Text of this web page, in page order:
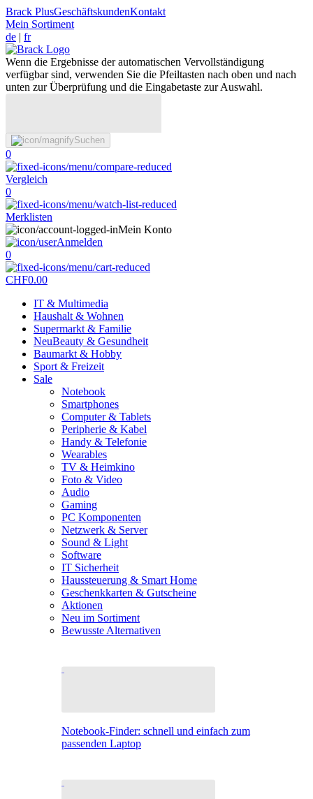
Brack PlusGeschäftskundenKontakt
Mein Sortiment
de | fr
Wenn die Ergebnisse der automatischen Vervollständigung
verfügbar sind, verwenden Sie die Pfeiltasten nach oben und nach
unten zur Überprüfung und die Eingabetaste zur Auswahl.
Suchen
0
Vergleich
0
Merklisten
Mein Konto
Anmelden
0
CHF0.00
IT & Multimedia
Haushalt & Wohnen
Supermarkt & Familie
NeuBeauty & Gesundheit
Baumarkt & Hobby
Sport & Freizeit
Sale
Notebook
Smartphones
Computer & Tablets
Peripherie & Kabel
Handy & Telefonie
Wearables
TV & Heimkino
Foto & Video
Audio
Gaming
PC Komponenten
Netzwerk & Server
Sound & Light
Software
IT Sicherheit
Haussteuerung & Smart Home
Geschenkkarten & Gutscheine
Aktionen
Neu im Sortiment
Bewusste Alternativen
Notebook-Finder: schnell und einfach zum
passenden Laptop